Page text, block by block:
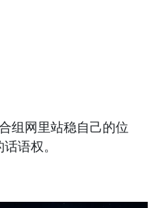
组网里站稳自己的位
语权。